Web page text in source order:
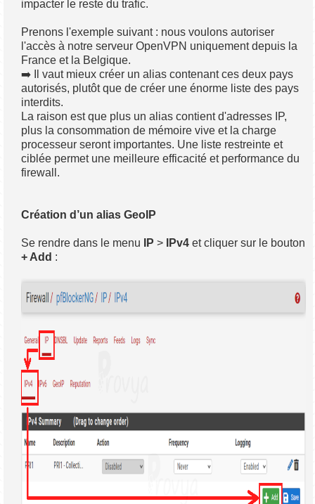
impacter le reste du trafic.
Prenons l'exemple suivant : nous voulons autoriser
l'accès à notre serveur OpenVPN uniquement depuis la
France et la Belgique.
➡️ Il vaut mieux créer un alias contenant ces deux pays
autorisés, plutôt que de créer une énorme liste des pays
interdits.
La raison est que plus un alias contient d'adresses IP,
plus la consommation de mémoire vive et la charge
processeur seront importantes. Une liste restreinte et
ciblée permet une meilleure efficacité et performance du
firewall.
Création d’un alias GeoIP
Se rendre dans le menu IP > IPv4 et cliquer sur le bouton
+ Add :